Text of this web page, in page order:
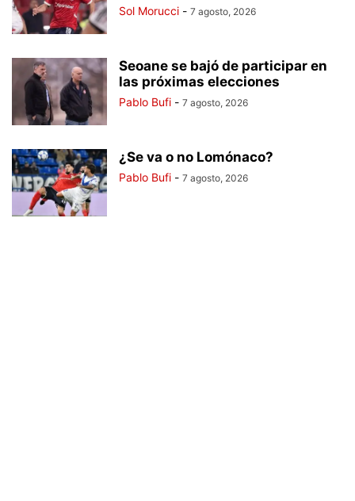
Sol Morucci - 7 agosto, 2026
Seoane se bajó de participar en
las próximas elecciones
Pablo Bufi - 7 agosto, 2026
¿Se va o no Lomónaco?
Pablo Bufi - 7 agosto, 2026